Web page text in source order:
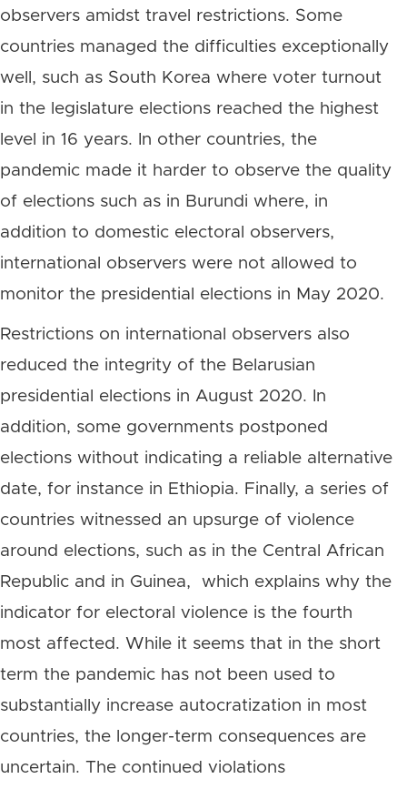
observers amidst travel restrictions. Some
countries managed the difficulties exceptionally
well, such as South Korea where voter turnout
in the legislature elections reached the highest
level in 16 years. In other countries, the
pandemic made it harder to observe the quality
of elections such as in Burundi where, in
addition to domestic electoral observers,
international observers were not allowed to
monitor the presidential elections in May 2020.
Restrictions on international observers also
reduced the integrity of the Belarusian
presidential elections in August 2020. In
addition, some governments postponed
elections without indicating a reliable alternative
date, for instance in Ethiopia. Finally, a series of
countries witnessed an upsurge of violence
around elections, such as in the Central African
Republic and in Guinea, which explains why the
indicator for electoral violence is the fourth
most affected. While it seems that in the short
term the pandemic has not been used to
substantially increase autocratization in most
countries, the longer-term consequences are
uncertain. The continued violations